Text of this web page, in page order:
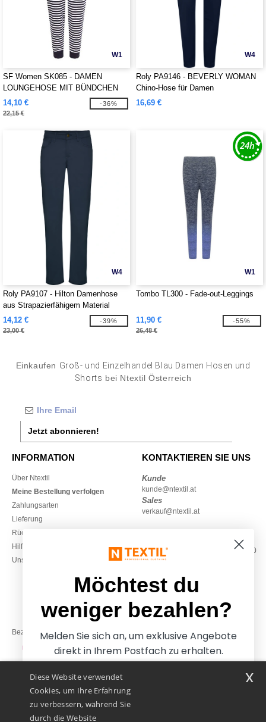
W1
SF Women SK085 - DAMEN
LOUNGEHOSE MIT BÜNDCHEN
14,10 €
22,15 €
-36%
W4
Roly PA9146 - BEVERLY WOMAN
Chino-Hose für Damen
16,69 €
W4
Roly PA9107 - Hilton Damenhose
aus Strapazierfähigem Material
14,12 €
23,00 €
-39%
W1
Tombo TL300 - Fade-out-Leggings
11,90 €
26,48 €
-55%
Einkaufen Groß- und Einzelhandel Blau Damen Hosen und
Shorts bei Ntextil Österreich
Jetzt abonnieren!
INFORMATION
Über Ntextil
Meine Bestellung verfolgen
Zahlungsarten
Lieferung
Rückerstattungen / Rückgaben
Hilfe & FAQs
Unsere Engagements
KONTAKTIEREN SIE UNS
Kunde
kunde@ntextil.at
Sales
verkauf@ntextil.at
Montag – Donnerstag: 10:00–13:00
& 14:00–17:30
Freitag: 10:00–14:00
Bezahlung mit
Unsere Paketzusteller
Diese Website verwendet
Cookies, um Ihre Erfahrung
zu verbessern, während Sie
durch die Website
x
Möchtest du
weniger bezahlen?
Melden Sie sich an, um exklusive Angebote
direkt in Ihrem Postfach zu erhalten.